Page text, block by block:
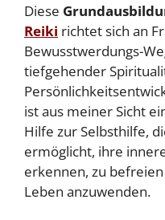
Diese
Reiki richtet sich an
Bewusstwerdungs-
tiefgehender
ist aus meiner Sicht
Hilfe zur Selbsthilfe,
ermöglicht, ihre
erkennen, zu
Leben anzuwenden.